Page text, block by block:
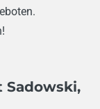
Sadowski,